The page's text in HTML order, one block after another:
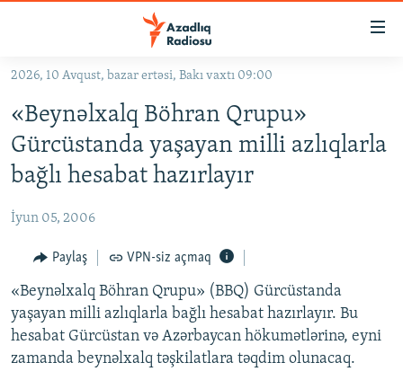
Əsas
qayıt
Əsas
naviqasiyaya
qayıt
Axtarışa
keç
#İZAHLA
KORRUPSIOMETR
#ƏSLINDƏ
FƏRQƏ BAX
QANUNI DOĞRU
ARAŞDIRMA
MULTIMEDIA
VIDEO
RADIO ARXIV
2026, 10 Avqust, bazar ertəsi, Bakı vaxtı 09:00
«Beynəlxalq Böhran Qrupu»
Gürcüstanda yaşayan milli azlıqlarla
bağlı hesabat hazırlayır
İyun 05, 2006
Paylaş VPN-siz açmaq
«Beynəlxalq Böhran Qrupu» (BBQ) Gürcüstanda
yaşayan milli azlıqlarla bağlı hesabat hazırlayır. Bu
hesabat Gürcüstan və Azərbaycan hökumətlərinə, eyni
zamanda beynəlxalq təşkilatlara təqdim olunacaq.